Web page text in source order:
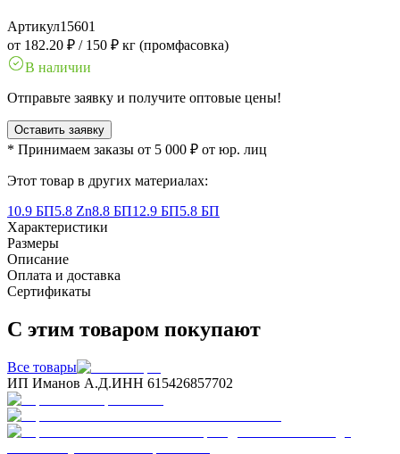
Артикул15601
от 182.20 ₽ / 150 ₽ кг (промфасовка)
В наличии
Отправьте заявку и получите оптовые цены!
Оставить заявку
* Принимаем заказы от 5 000 ₽ от юр. лиц
Этот товар в других материалах:
10.9 БП5.8 Zn8.8 БП12.9 БП5.8 БП
Характеристики
Размеры
Описание
Оплата и доставка
Сертификаты
С этим товаром покупают
Все товары
ИП Иманов А.Д.ИНН 615426857702